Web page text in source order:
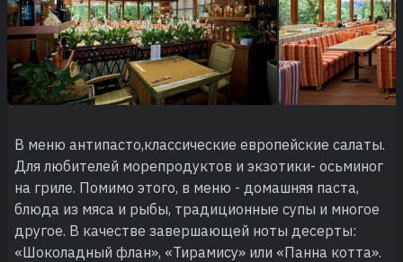
В меню антипасто,классические европейские салаты.
Для любителей морепродуктов и экзотики- осьминог
на гриле. Помимо этого, в меню - домашняя паста,
блюда из мяса и рыбы, традиционные супы и многое
другое. В качестве завершающей ноты десерты:
«Шоколадный флан», «Тирамису» или «Панна котта».